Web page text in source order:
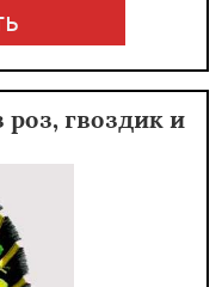
гвоздик и